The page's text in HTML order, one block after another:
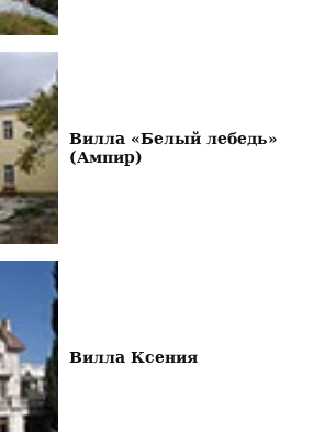
Вилла «Белый лебедь»
(Ампир)
Вилла Ксения